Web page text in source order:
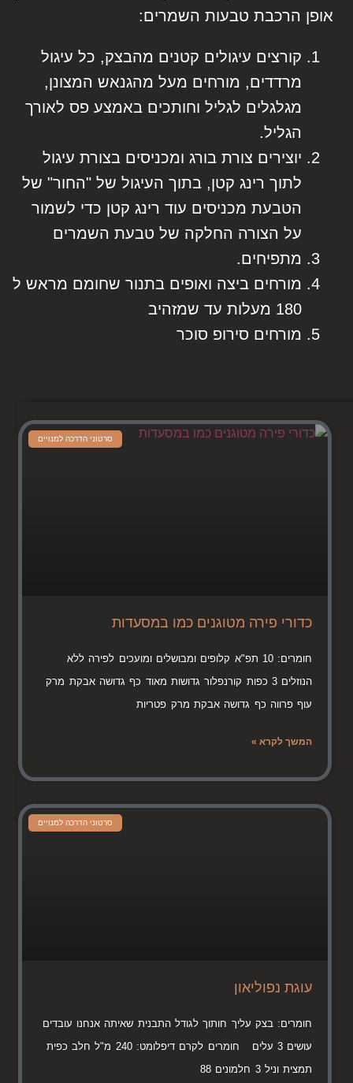
אופן הרכבת טבעות השמרים:
קורצים עיגולים קטנים מהבצק, כל עיגול
מרדדים, מורחים מעל מהגנאש המצונן,
מגלגלים לגליל וחותכים באמצע פס לאורך
הגליל.
יוצירים צורת בורג ומכניסים בצורת עיגול
לתוך רינג קטן, בתוך העיגול של "החור" של
הטבעת מכניסים עוד רינג קטן כדי לשמור
על הצורה החלקה של טבעת השמרים
מתפיחים.
מורחים ביצה ואופים בתנור שחומם מראש ל
180 מעלות עד שמזהיב
מורחים סירופ סוכר
סרטוני הדרכה למנויים
כדורי פירה מטוגנים כמו במסעדות
חומרים: 10 תפ"א קלופים ומבושלים ומועכים לפירה ללא
הנוזלים 3 כפות קורנפלור גדושות מאוד כף גדושה אבקת מרק
עוף פרווה כף גדושה אבקת מרק פטריות
המשך לקרא »
סרטוני הדרכה למנויים
עוגת נפוליאון
חומרים: בצק עליך חותוך לגודל התבנית שאיתה אנחנו עובדים
עושים 3 עלים חומרים לקרם דיפלומט: 240 מ"ל חלב כפית
תמצית וניל 3 חלמונים 88